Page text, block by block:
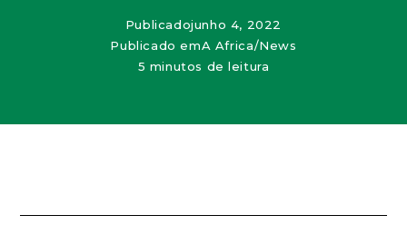
Publicadojunho 4, 2022
Publicado emA Africa/News
5 minutos de leitura